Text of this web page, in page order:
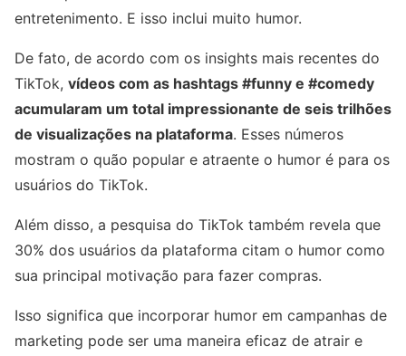
entretenimento. E isso inclui muito humor.
De fato, de acordo com os insights mais recentes do
TikTok, vídeos com as hashtags #funny e #comedy
acumularam um total impressionante de seis trilhões
de visualizações na plataforma. Esses números
mostram o quão popular e atraente o humor é para os
usuários do TikTok.
Além disso, a pesquisa do TikTok também revela que
30% dos usuários da plataforma citam o humor como
sua principal motivação para fazer compras.
Isso significa que incorporar humor em campanhas de
marketing pode ser uma maneira eficaz de atrair e